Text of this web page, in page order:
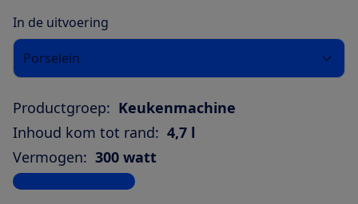
In de uitvoering
Porselein
Productgroep: Keukenmachine
Inhoud kom tot rand: 4,7 l
Vermogen: 300 watt
Bekijk alle specificaties